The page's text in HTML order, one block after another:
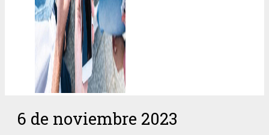
6 de noviembre 2023